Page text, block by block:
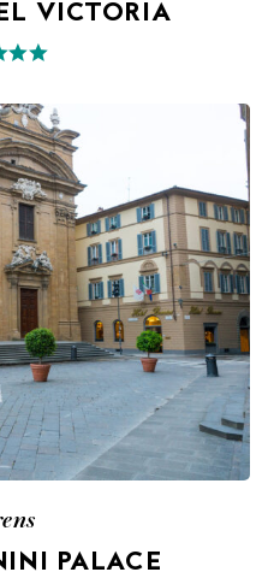
VICTORIA
PALACE